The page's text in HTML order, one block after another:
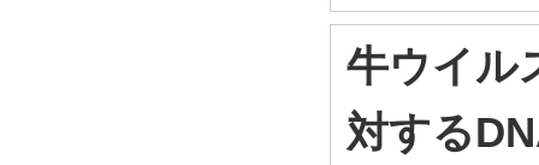
牛ウイル
対する